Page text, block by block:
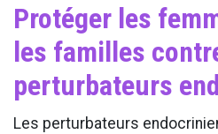
Protéger les
les familles
perturbateurs
Les perturbateurs